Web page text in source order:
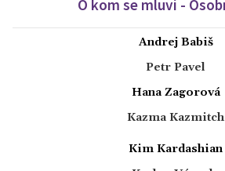
O kom se mluví -
Andrej Babiš
Petr Pavel
Hana Zagorová
Kazma Kazmitch
Kim Kardashian